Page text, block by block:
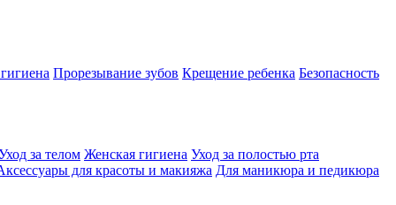
Прорезывание зубов Крещение ребенка Безопасность
за телом Женская гигиена Уход за полостью рта
для красоты и макияжа Для маникюра и педикюра